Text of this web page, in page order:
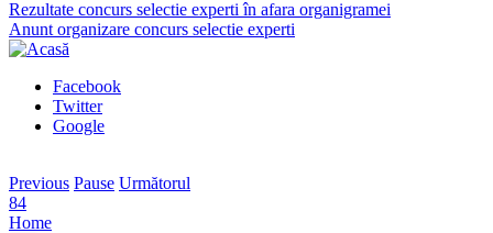
Rezultate concurs selectie experti în afara organigramei
Anunt organizare concurs selectie experti
Facebook
Twitter
Google
Previous Pause Următorul
84
Home